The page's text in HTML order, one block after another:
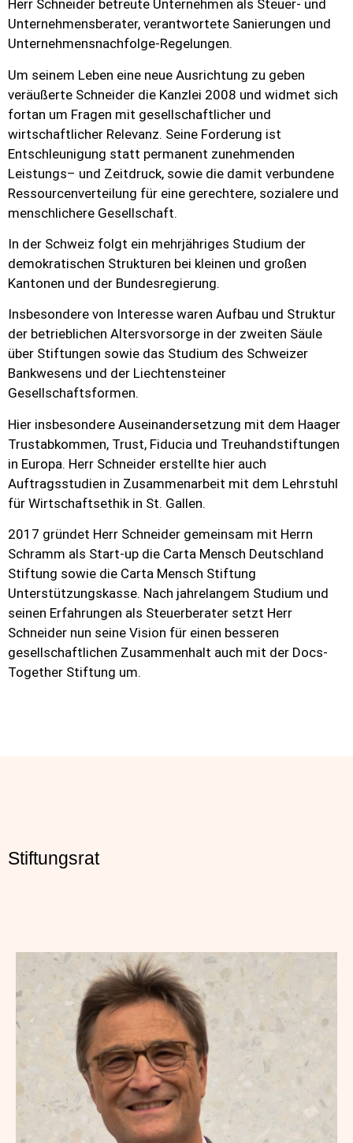
Herr Schneider betreute Unternehmen als Steuer- und
Unternehmensberater, verantwortete Sanierungen und
Unternehmensnachfolge-Regelungen.
Um seinem Leben eine neue Ausrichtung zu geben
veräußerte Schneider die Kanzlei 2008 und widmet sich
fortan um Fragen mit gesellschaftlicher und
wirtschaftlicher Relevanz. Seine Forderung ist
Entschleunigung statt permanent zunehmenden
Leistungs– und Zeitdruck, sowie die damit verbundene
Ressourcenverteilung für eine gerechtere, sozialere und
menschlichere Gesellschaft.
In der Schweiz folgt ein mehrjähriges Studium der
demokratischen Strukturen bei kleinen und großen
Kantonen und der Bundesregierung.
Insbesondere von Interesse waren Aufbau und Struktur
der betrieblichen Altersvorsorge in der zweiten Säule
über Stiftungen sowie das Studium des Schweizer
Bankwesens und der Liechtensteiner
Gesellschaftsformen.
Hier insbesondere Auseinandersetzung mit dem Haager
Trustabkommen, Trust, Fiducia und Treuhandstiftungen
in Europa. Herr Schneider erstellte hier auch
Auftragsstudien in Zusammenarbeit mit dem Lehrstuhl
für Wirtschaftsethik in St. Gallen.
2017 gründet Herr Schneider gemeinsam mit Herrn
Schramm als Start-up die Carta Mensch Deutschland
Stiftung sowie die Carta Mensch Stiftung
Unterstützungskasse. Nach jahrelangem Studium und
seinen Erfahrungen als Steuerberater setzt Herr
Schneider nun seine Vision für einen besseren
gesellschaftlichen Zusammenhalt auch mit der Docs-
Together Stiftung um.
Stiftungsrat